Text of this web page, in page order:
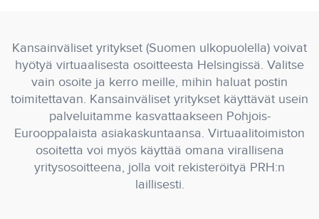
Kansainväliset yritykset (Suomen ulkopuolella) voivat
hyötyä virtuaalisesta osoitteesta Helsingissä. Valitse
vain osoite ja kerro meille, mihin haluat postin
toimitettavan. Kansainväliset yritykset käyttävät usein
palveluitamme kasvattaakseen Pohjois-
Eurooppalaista asiakaskuntaansa. Virtuaalitoimiston
osoitetta voi myös käyttää omana virallisena
yritysosoitteena, jolla voit rekisteröityä PRH:n
laillisesti.